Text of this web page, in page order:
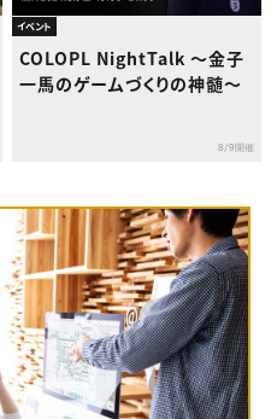
イベント
COLOPL NightTalk 〜金子
一馬のゲームづくりの神髄〜
8/9開催